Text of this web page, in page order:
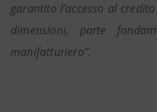
garantito l’accesso al
dimensioni, parte
manifatturiero”.